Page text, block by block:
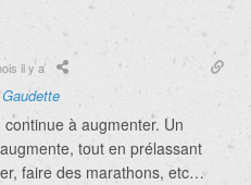
il y a
à augmenter. Un
tout en prélassant
faire des marathons, etc…